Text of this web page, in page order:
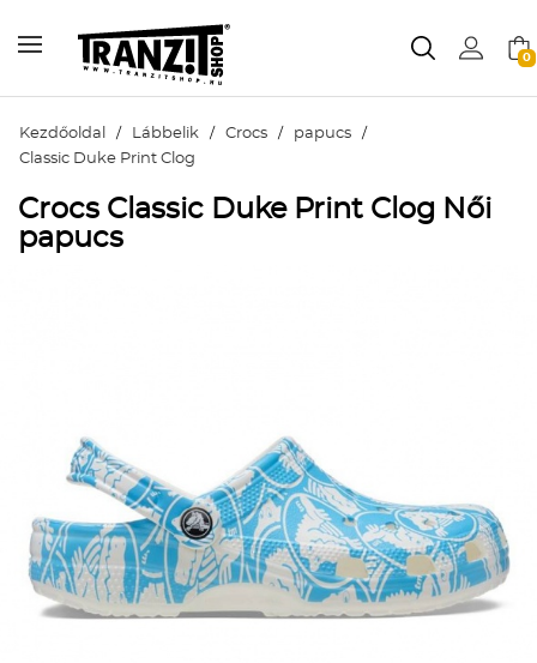
0
Kezdőoldal / Lábbelik / Crocs / papucs /
Classic Duke Print Clog
Crocs Classic Duke Print Clog Női
papucs